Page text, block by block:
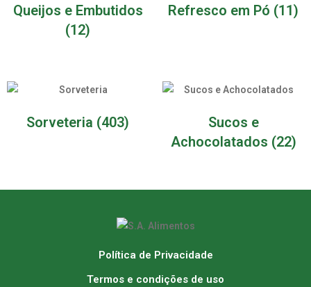
Queijos e Embutidos
(12)
Refresco em Pó (11)
Sorveteria (403)
Sucos e
Achocolatados (22)
Política de Privacidade
Termos e condições de uso